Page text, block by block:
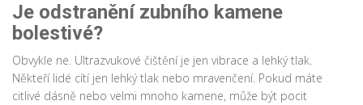
Je odstranění zubního kamene
bolestivé?
Obvykle ne. Ultrazvukové čištění je jen vibrace a lehký tlak.
Někteří lidé cítí jen lehký tlak nebo mravenčení. Pokud máte
citlivé dásně nebo velmi mnoho kamene, může být pocit